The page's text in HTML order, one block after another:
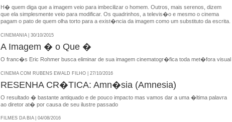
H� quem diga que a imagem veio para imbecilizar o homem. Outros, mais serenos, dizem
que ela simplesmente veio para modificar. Os quadrinhos, a televis�o e mesmo o cinema
pagam o pato de quem olha torto para a exist�ncia da imagem como um substituto da escrita.
CINEMANIA | 30/10/2015
A Imagem � o Que �
O franc�s Eric Rohmer busca eliminar de sua imagem cinematogr�fica toda met�fora visual
CINEMA COM RUBENS EWALD FILHO | 27/10/2016
RESENHA CR�TICA: Amn�sia (Amnesia)
O resultado � bastante antiquado e de pouco impacto mas vamos dar a uma �ltima palavra
ao diretor at� por causa de seu ilustre passado
FILMES DA BIA | 04/08/2016